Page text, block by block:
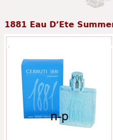
1881 Eau D’Ete